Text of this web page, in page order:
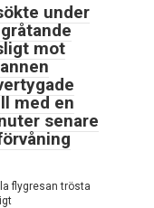
under
mot
med en
senare
flygresan trösta